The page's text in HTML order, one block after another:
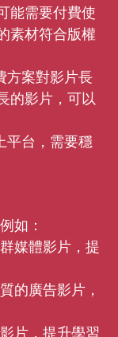
能需要付費使
素材符合版權
方案對影片長
的影片，可以
平台，需要穩
如：
媒體影片，提
的廣告影片，
片，提升學習